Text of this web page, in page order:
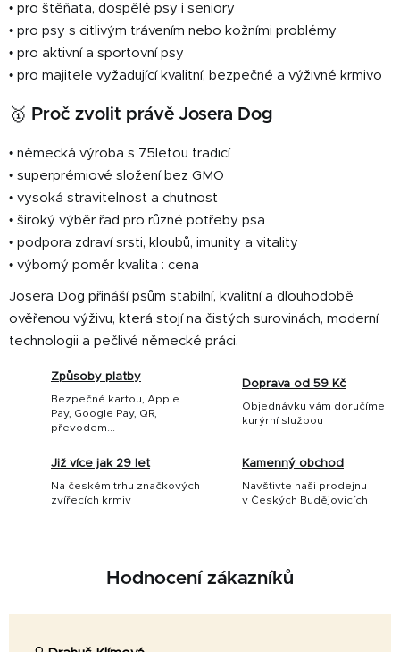
• pro štěňata, dospělé psy i seniory
• pro psy s citlivým trávením nebo kožními problémy
• pro aktivní a sportovní psy
• pro majitele vyžadující kvalitní, bezpečné a výživné krmivo
🥇 Proč zvolit právě Josera Dog
• německá výroba s 75letou tradicí
• superprémiové složení bez GMO
• vysoká stravitelnost a chutnost
• široký výběr řad pro různé potřeby psa
• podpora zdraví srsti, kloubů, imunity a vitality
• výborný poměr kvalita : cena
Josera Dog přináší psům stabilní, kvalitní a dlouhodobě
ověřenou výživu, která stojí na čistých surovinách, moderní
technologii a pečlivé německé práci.
Způsoby platby
Bezpečné kartou, Apple
Pay, Google Pay, QR,
převodem...
Doprava od 59 Kč
Objednávku vám doručíme
kurýrní službou
Již více jak 29 let
Na českém trhu značkových
zvířecích krmiv
Kamenný obchod
Navštivte naši prodejnu
v Českých Budějovicích
Hodnocení zákazníků